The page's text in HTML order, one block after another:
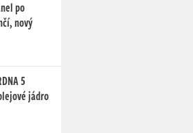
po
nový
5
jádro